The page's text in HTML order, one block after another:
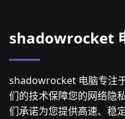
shadowrocket
shadowrocket 电脑专注
们的技术保障您的网络隐
们承诺为您提供高速、稳